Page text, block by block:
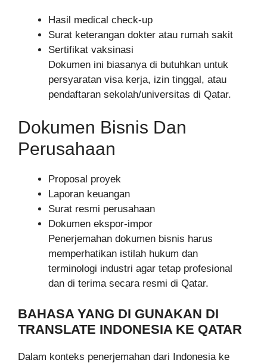
Hasil medical check-up
Surat keterangan dokter atau rumah sakit
Sertifikat vaksinasi
Dokumen ini biasanya di butuhkan untuk
persyaratan visa kerja, izin tinggal, atau
pendaftaran sekolah/universitas di Qatar.
Dokumen Bisnis Dan
Perusahaan
Proposal proyek
Laporan keuangan
Surat resmi perusahaan
Dokumen ekspor-impor
Penerjemahan dokumen bisnis harus
memperhatikan istilah hukum dan
terminologi industri agar tetap profesional
dan di terima secara resmi di Qatar.
BAHASA YANG DI GUNAKAN DI
TRANSLATE INDONESIA KE QATAR
Dalam konteks penerjemahan dari Indonesia ke